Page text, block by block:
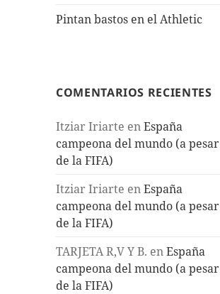
Pintan bastos en el Athletic
COMENTARIOS RECIENTES
Itziar Iriarte enEspaña
campeona del mundo (a pesar
de la FIFA)
Itziar Iriarte enEspaña
campeona del mundo (a pesar
de la FIFA)
TARJETA R,V Y B. enEspaña
campeona del mundo (a pesar
de la FIFA)